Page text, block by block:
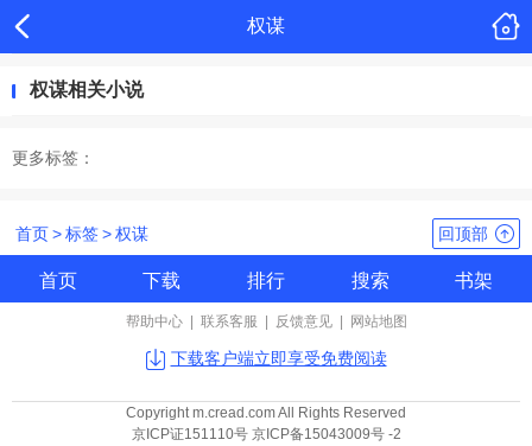
权谋
权谋相关小说
更多标签：
首页>标签>权谋 回顶部
首页 下载 排行 搜索 书架
帮助中心 联系客服 反馈意见 网站地图
下载客户端立即享受免费阅读
Copyright m.cread.com All Rights Reserved
京ICP证151110号 京ICP备15043009号 -2